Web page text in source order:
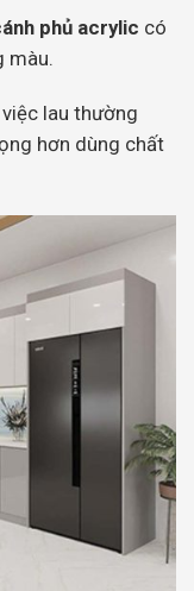
phủ acrylic có
màu.
việc lau thường
hơn dùng chất